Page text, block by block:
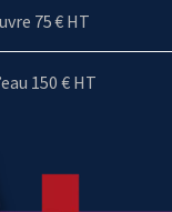
75 € HT
150 € HT